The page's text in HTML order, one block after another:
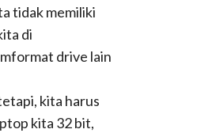
tidak memiliki
di
drive lain
kita harus
kita 32 bit,